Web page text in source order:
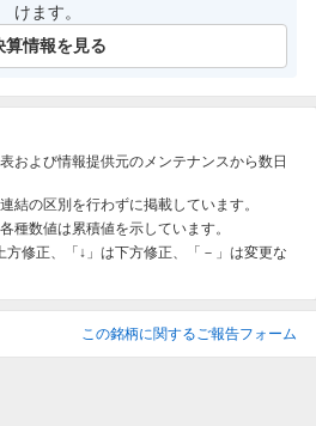
けます。
算情報を見る
および情報提供元のメンテナンスから数日
結の区別を行わずに掲載しています。
種数値は累積値を示しています。
修正、「↓」は下方修正、「－」は変更な
この銘柄に関するご報告フォーム